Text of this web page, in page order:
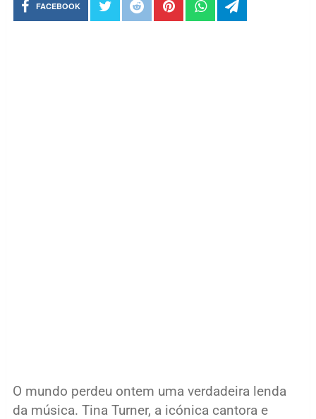
FACEBOOK
O mundo perdeu ontem uma verdadeira lenda
da música. Tina Turner, a icónica cantora e